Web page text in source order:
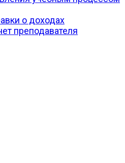
о доходах
преподавателя